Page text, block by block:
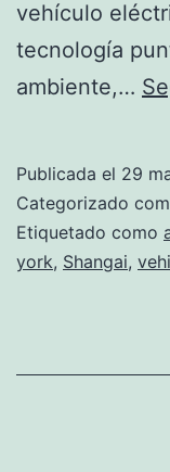
vehículo
tecnología
ambiente,…
Publicada el 29
Categorizado
Etiquetado como
york, Shangai,